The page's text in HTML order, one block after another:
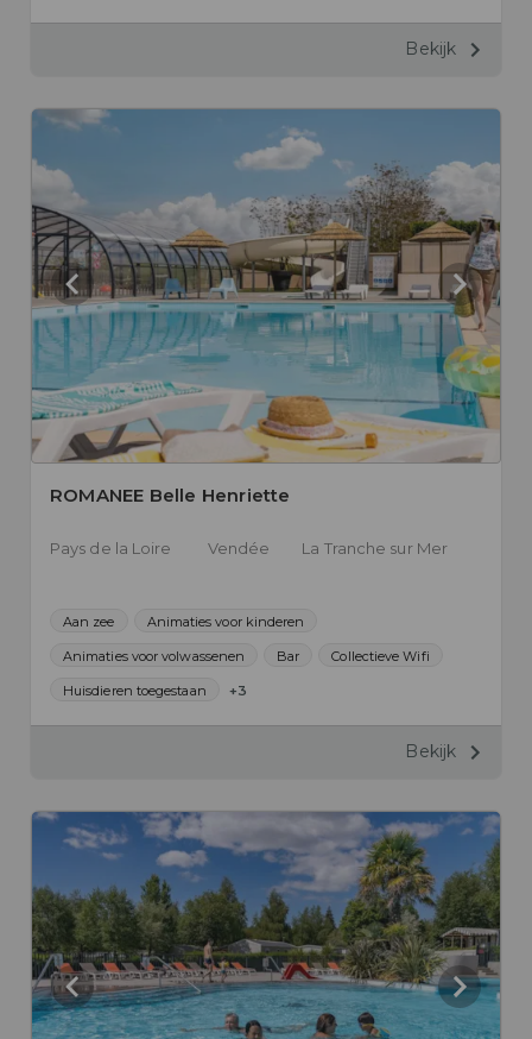
Bekijk
ROMANEE Belle Henriette
Pays de la Loire Vendée La Tranche sur Mer
Aan zee Animaties voor kinderen
Animaties voor volwassenen Bar Collectieve Wifi
Huisdieren toegestaan +3
Bekijk